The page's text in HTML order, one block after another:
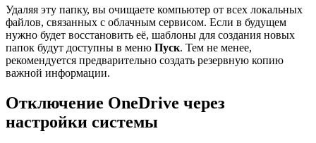
Удаляя эту папку, вы очищаете компьютер от всех локальных
файлов, связанных с облачным сервисом. Если в будущем
нужно будет восстановить её, шаблоны для создания новых
папок будут доступны в меню Пуск. Тем не менее,
рекомендуется предварительно создать резервную копию
важной информации.
Отключение OneDrive через
настройки системы